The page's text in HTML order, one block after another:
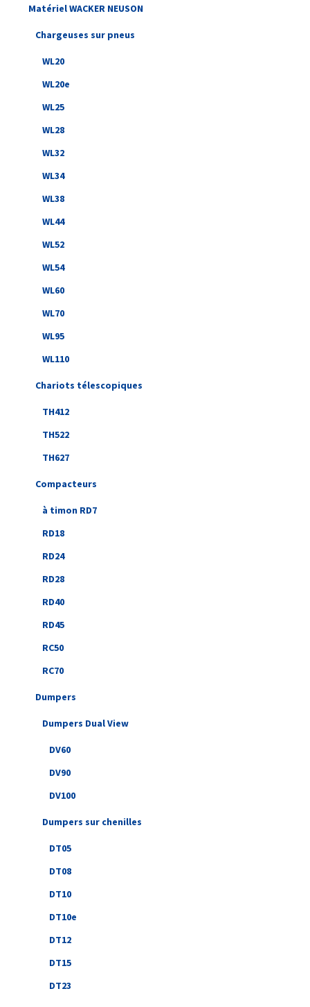
Matériel WACKER NEUSON
Chargeuses sur pneus
WL20
WL20e
WL25
WL28
WL32
WL34
WL38
WL44
WL52
WL54
WL60
WL70
WL95
WL110
Chariots télescopiques
TH412
TH522
TH627
Compacteurs
à timon RD7
RD18
RD24
RD28
RD40
RD45
RC50
RC70
Dumpers
Dumpers Dual View
DV60
DV90
DV100
Dumpers sur chenilles
DT05
DT08
DT10
DT10e
DT12
DT15
DT23